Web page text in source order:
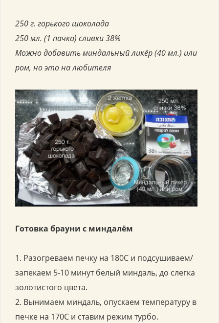
250 г. горького шоколада
250 мл. (1 пачка) сливки 38%
Можно добавить миндальный ликёр (40 мл.) или
ром, но это на любителя
Готовка брауни с миндалём
1. Разогреваем печку на 180С и подсушиваем/
запекаем 5-10 минут белый миндаль, до слегка
золотистого цвета.
2. Вынимаем миндаль, опускаем температуру в
печке на 170С и ставим режим турбо.